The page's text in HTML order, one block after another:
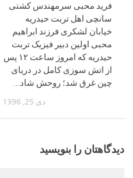
فرید محبی سرمهندس کشتی
سانچی اهل تربت حیدریه
خیابان لشکری فرزند ابراهیم
محبی اولین دبیر فیزیک تربت
حیدریه که امروز ساعت ۱۲ پس
از اتش سوزی کامل در دریای
چین غرق شد؛ روحش شاد…
دی 25, 1396
دیدگاهتان را بنویسید